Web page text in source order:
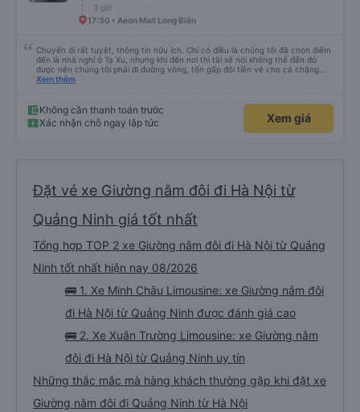
3 giờ
17:30 • Aeon Mall Long Biên
Chuyến đi rất tuyệt, thông tin hữu ích. Chỉ có điều là chúng tôi đã chọn điểm
đến là nhà nghỉ ở Tạ Xu, nhưng khi đến nơi thì tài xế nói không thể đến đó
được nên chúng tôi phải đi đường vòng, tốn gấp đôi tiền vé cho cả chặng
cuối của chuyến đi từ Hà Nội. Ngoài ra thì mọi thứ khác đều rất tốt.
Xem thêm
Không cần thanh toán trước
Xác nhận chỗ ngay lập tức
Xem giá
Đặt vé xe Giường nằm đôi đi Hà Nội từ
Quảng Ninh giá tốt nhất
Tổng hợp TOP 2 xe Giường nằm đôi đi Hà Nội từ Quảng
Ninh tốt nhất hiện nay 08/2026
🚌 1. Xe Minh Châu Limousine: xe Giường nằm đôi
đi Hà Nội từ Quảng Ninh được đánh giá cao
🚌 2. Xe Xuân Trường Limousine: xe Giường nằm
đôi đi Hà Nội từ Quảng Ninh uy tín
Những thắc mắc mà hàng khách thường gặp khi đặt xe
Giường nằm đôi đi Quảng Ninh từ Hà Nội